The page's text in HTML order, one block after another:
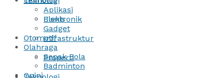
Bisnis
Infrastruktur
Properti
Aplikasi
Elektronik
Gadget
Otomotif
Olahraga
Sepak Bola
Badminton
Opini